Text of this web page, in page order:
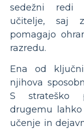
sedežni redi
učitelje, saj
pomagajo
razredu.
Ena od
njihova
S strateško
drugemu
učenje in